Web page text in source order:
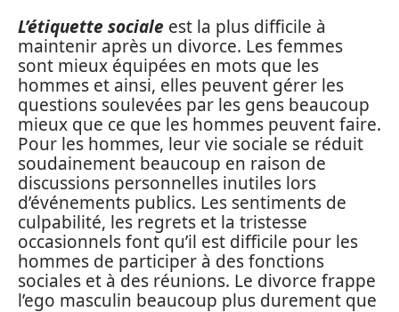
L’étiquette sociale est la plus difficile à
maintenir après un divorce. Les femmes
sont mieux équipées en mots que les
hommes et ainsi, elles peuvent gérer les
questions soulevées par les gens beaucoup
mieux que ce que les hommes peuvent faire.
Pour les hommes, leur vie sociale se réduit
soudainement beaucoup en raison de
discussions personnelles inutiles lors
d’événements publics. Les sentiments de
culpabilité, les regrets et la tristesse
occasionnels font qu’il est difficile pour les
hommes de participer à des fonctions
sociales et à des réunions. Le divorce frappe
l’ego masculin beaucoup plus durement que